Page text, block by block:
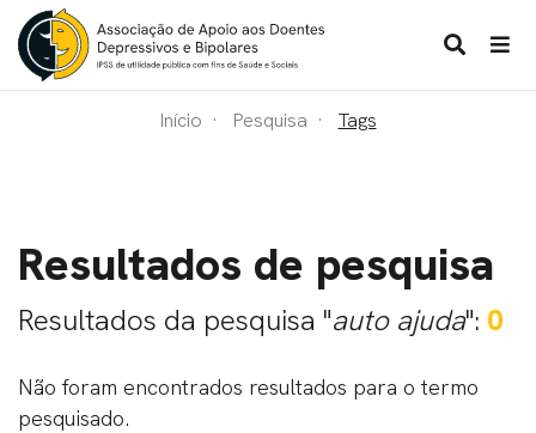
Início Pesquisa Tags
Resultados de pesquisa
Resultados da pesquisa "auto ajuda": 0
Não foram encontrados resultados para o termo
pesquisado.